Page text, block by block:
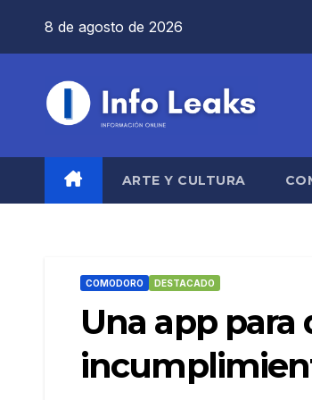
8 de agosto de 2026
ARTE Y CULTURA
COMODORO DESTACADO
Una app